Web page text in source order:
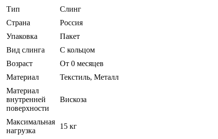
Тип
Слинг
Страна
Россия
Упаковка
Пакет
Вид слинга
С кольцом
Возраст
От 0 месяцев
Материал
Текстиль, Металл
Материал
внутренней
поверхности
Вискоза
Максимальная
нагрузка
15 кг